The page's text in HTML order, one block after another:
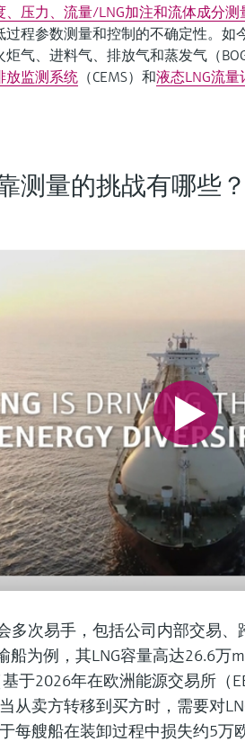
、压力、流量/LNG加注和流体成分测
过程参数测量和控制的不确定性。如
炬气、进料气、排放气和蒸发气（
放监测系统 （CEMS）和液态LNG流量
测量的挑战有哪些？
多次易手，包括公司内部交易
船为例，其LNG容量高达26.6万
于2026年在欧洲能源交易所（
从卖方转移到买方时，需要对
每艘船在装卸过程中损失约5万